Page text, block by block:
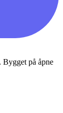
på åpne